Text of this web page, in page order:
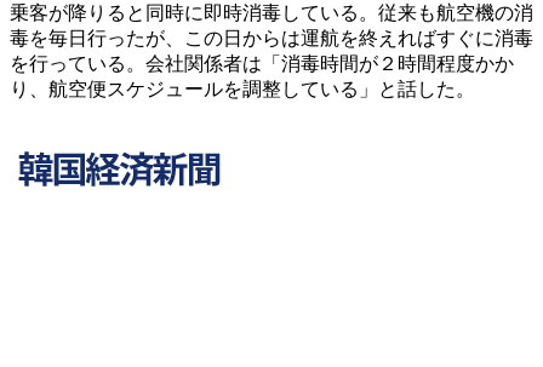
乗客が降りると同時に即時消毒している。従来も航空機の消
毒を毎日行ったが、この日からは運航を終えればすぐに消毒
を行っている。会社関係者は「消毒時間が２時間程度かか
り、航空便スケジュールを調整している」と話した。